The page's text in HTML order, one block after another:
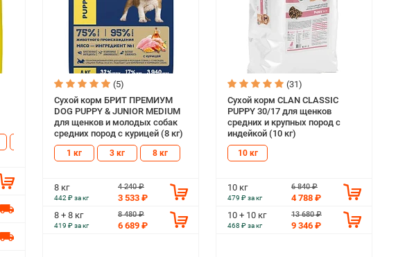
(5)
Сухой корм БРИТ ПРЕМИУМ
DOG PUPPY & JUNIOR MEDIUM
для щенков и молодых собак
средних пород с курицей (8 кг)
1 кг 3 кг 8 кг
8 кг
442 ₽ за кг
4 240 ₽
3 533 ₽
8 + 8 кг
419 ₽ за кг
8 480 ₽
6 689 ₽
(31)
Сухой корм CLAN CLASSIC
PUPPY 30/17 для щенков
средних и крупных пород с
индейкой (10 кг)
10 кг
10 кг
479 ₽ за кг
6 840 ₽
4 788 ₽
10 + 10 кг
468 ₽ за кг
13 680 ₽
9 346 ₽